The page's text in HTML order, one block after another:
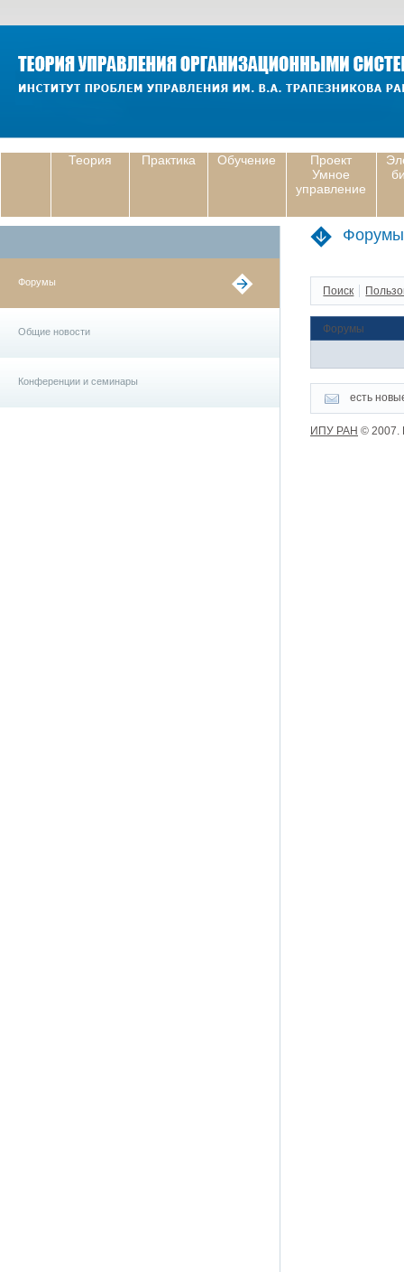
Теория Практика Обучение
Проект
Умное
управление
Форумы
Общие новости
Конференции и семинары
Поиск
Форумы
есть
ИПУ РАН © 2007.